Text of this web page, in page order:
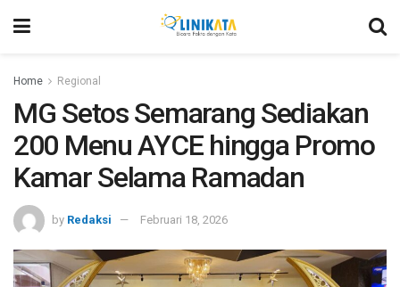
Home Regional
MG Setos Semarang Sediakan
200 Menu AYCE hingga Promo
Kamar Selama Ramadan
by Redaksi Februari 18, 2026